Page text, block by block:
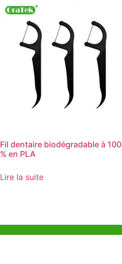
Fil dentaire biodégradable à 100
% en PLA
Lire la suite